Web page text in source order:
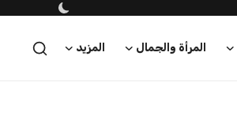
المرأة والجمال المزيد